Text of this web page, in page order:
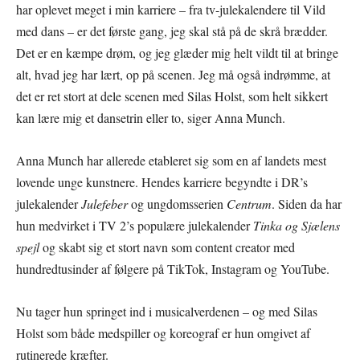
har oplevet meget i min karriere – fra tv-julekalendere til Vild
med dans – er det første gang, jeg skal stå på de skrå brædder.
Det er en kæmpe drøm, og jeg glæder mig helt vildt til at bringe
alt, hvad jeg har lært, op på scenen. Jeg må også indrømme, at
det er ret stort at dele scenen med Silas Holst, som helt sikkert
kan lære mig et dansetrin eller to, siger Anna Munch.
Anna Munch har allerede etableret sig som en af landets mest
lovende unge kunstnere. Hendes karriere begyndte i DR’s
julekalenderJulefeberog ungdomsserien Centrum. Siden da har
hun medvirket i TV 2’s populære julekalenderTinka og Sjælens
spejlog skabt sig et stort navn som content creator med
hundredtusinder af følgere på TikTok, Instagram og YouTube.
Nu tager hun springet ind i musicalverdenen – og med Silas
Holst som både medspiller og koreograf er hun omgivet af
rutinerede kræfter.